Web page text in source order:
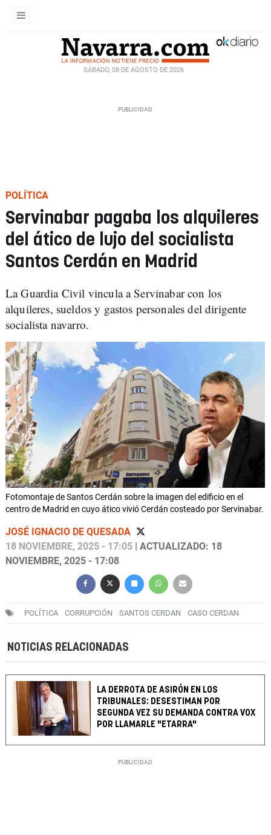
SÁBADO, 08 DE AGOSTO DE 2026
POLÍTICA
Servinabar pagaba los alquileres
del ático de lujo del socialista
Santos Cerdán en Madrid
La Guardia Civil vincula a Servinabar con los
alquileres, sueldos y gastos personales del dirigente
socialista navarro.
Fotomontaje de Santos Cerdán sobre la imagen del edificio en el
centro de Madrid en cuyo ático vivió Cerdán costeado por Servinabar.
JOSÉ IGNACIO DE QUESADA
18 NOVIEMBRE, 2025 - 17:05 | ACTUALIZADO: 18
NOVIEMBRE, 2025 - 17:08
POLÍTICA CORRUPCIÓN SANTOS CERDAN CASO CERDAN
NOTICIAS RELACIONADAS
LA DERROTA DE ASIRÓN EN LOS
TRIBUNALES: DESESTIMAN POR
SEGUNDA VEZ SU DEMANDA CONTRA VOX
POR LLAMARLE "ETARRA"